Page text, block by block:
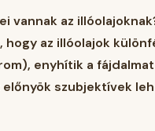
vannak az
hogy az illóolajok
enyhítik a
szubjektívek